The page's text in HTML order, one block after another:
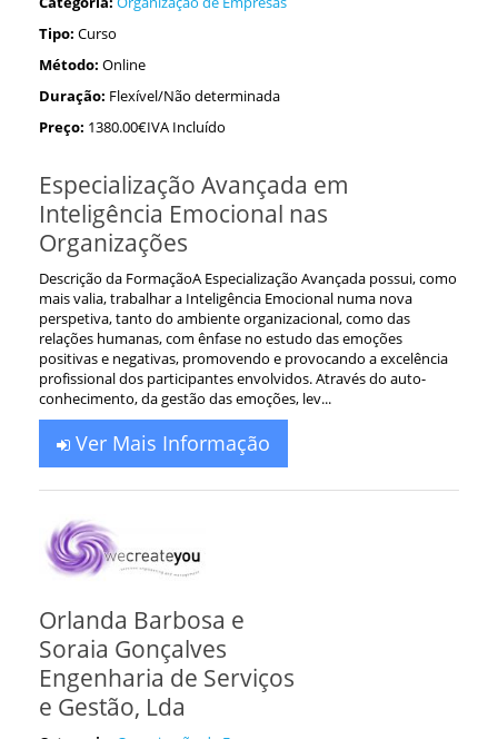
Tipo: Curso
Método: Online
Duração: Flexível/Não determinada
Preço: 1380.00€IVA Incluído
Especialização Avançada em
Inteligência Emocional nas
Organizações
Descrição da FormaçãoA Especialização Avançada possui, como
mais valia, trabalhar a Inteligência Emocional numa nova
perspetiva, tanto do ambiente organizacional, como das
relações humanas, com ênfase no estudo das emoções
positivas e negativas, promovendo e provocando a excelência
profissional dos participantes envolvidos. Através do auto-
conhecimento, da gestão das emoções, lev...
Ver Mais Informação
Orlanda Barbosa e
Soraia Gonçalves
Engenharia de Serviços
e Gestão, Lda